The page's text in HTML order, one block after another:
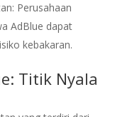
Perusahaan
AdBlue dapat
kebakaran.
Titik Nyala